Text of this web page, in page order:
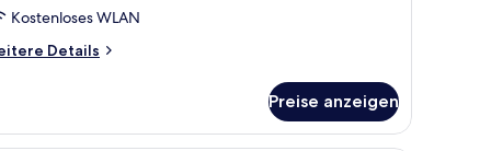
Kostenloses WLAN
Details
Preise anzeigen